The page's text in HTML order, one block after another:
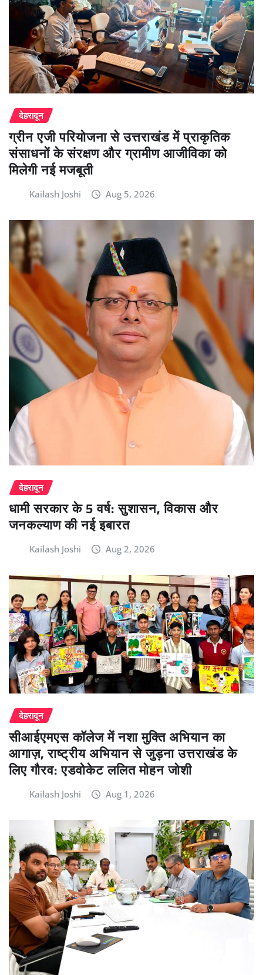
देहरादून
ग्रीन एजी परियोजना से उत्तराखंड में प्राकृतिक
संसाधनों के संरक्षण और ग्रामीण आजीविका को
मिलेगी नई मजबूती
Kailash Joshi Aug 5, 2026
देहरादून
धामी सरकार के 5 वर्ष: सुशासन, विकास और
जनकल्याण की नई इबारत
Kailash Joshi Aug 2, 2026
देहरादून
सीआईएमएस कॉलेज में नशा मुक्ति अभियान का
आगाज़, राष्ट्रीय अभियान से जुड़ना उत्तराखंड के
लिए गौरव: एडवोकेट ललित मोहन जोशी
Kailash Joshi Aug 1, 2026